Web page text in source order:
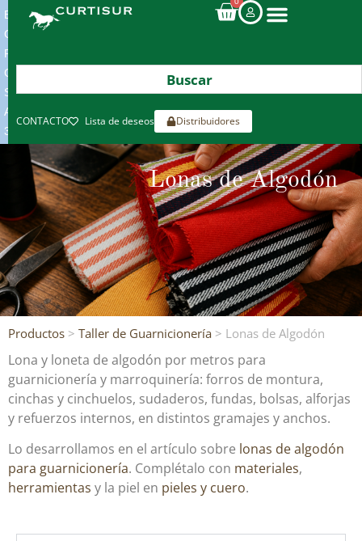
ENVIOS
GRATIS
POR
COMPRAS
SUPERIORES
A
300€*
CONTACTO Lista de deseos Distribuidores
Lonas de Algodón
Productos > Taller de Guarnicionería > Lonas de Algodón
Lona y loneta de algodón por metros para
guarnicionería y marroquinería: forros de montura,
cinchas y cinchuelos, sudaderos, fundas, bolsas, alforjas
y refuerzos internos, en distintos gramajes y anchos.
Lo desarrollamos en el artículo sobre lonas de algodón
para guarnicionería. Complétalo con materiales,
herramientas y la piel en pieles y cuero.